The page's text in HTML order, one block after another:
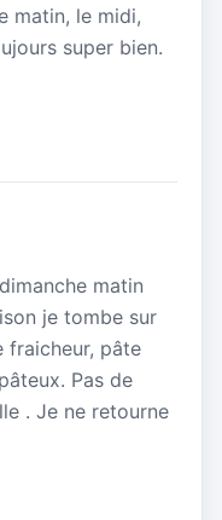
matin, le midi,
super bien.
matin
je tombe sur
fraicheur, pâte
Pas de
. Je ne retourne